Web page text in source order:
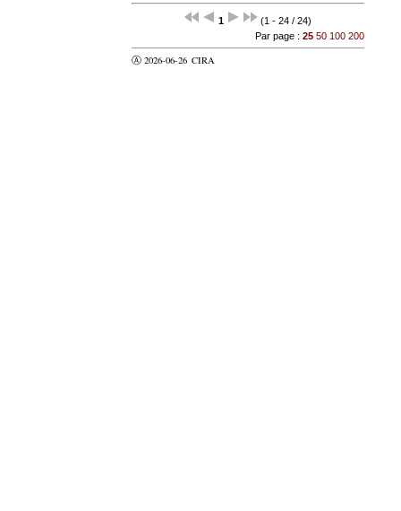
1
(1 - 24 / 24)
Par page : 25 50 100 200
Ⓐ 2026-06-26 CIRA